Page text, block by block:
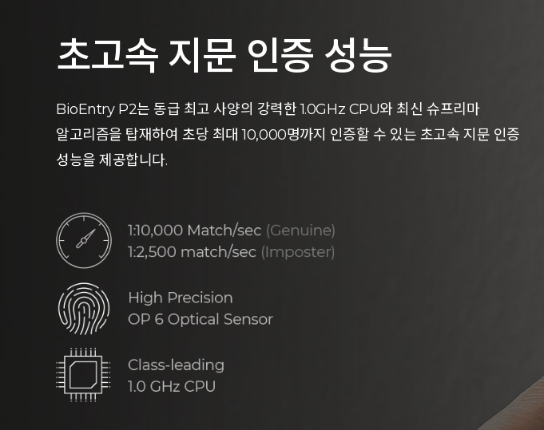
초고속 지문 인증 성능
BioEntry P2는 동급 최고 사양의 강력한 1.0GHz CPU와 최신 슈프리마
알고리즘을 탑재하여 초당 최대 10,000명까지 인증할 수 있는 초고속 지문 인증
성능을 제공합니다.